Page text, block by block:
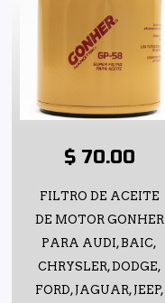
$ 70.00
FILTRO DE ACEITE
DE MOTOR GONHER
PARA AUDI, BAIC,
CHRYSLER, DODGE,
FORD, JAGUAR, JEEP,